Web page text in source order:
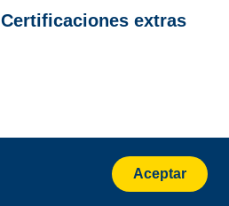
Certificaciones extras
Aceptar